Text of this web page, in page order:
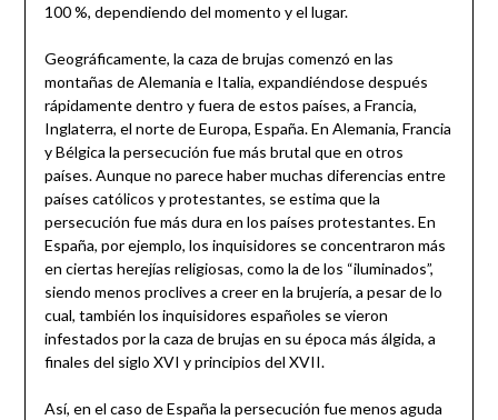
100 %, dependiendo del momento y el lugar.
Geográficamente, la caza de brujas comenzó en las
montañas de Alemania e Italia, expandiéndose después
rápidamente dentro y fuera de estos países, a Francia,
Inglaterra, el norte de Europa, España. En Alemania, Francia
y Bélgica la persecución fue más brutal que en otros
países. Aunque no parece haber muchas diferencias entre
países católicos y protestantes, se estima que la
persecución fue más dura en los países protestantes. En
España, por ejemplo, los inquisidores se concentraron más
en ciertas herejías religiosas, como la de los “iluminados”,
siendo menos proclives a creer en la brujería, a pesar de lo
cual, también los inquisidores españoles se vieron
infestados por la caza de brujas en su época más álgida, a
finales del siglo XVI y principios del XVII.
Así, en el caso de España la persecución fue menos aguda